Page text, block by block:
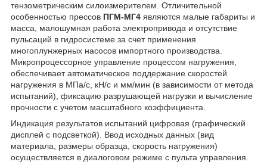
тензометрическим силоизмерителем. Отличительной
особенностью прессов ПГМ-МГ4 являются малые габариты и
масса, малошумная работа электропривода и отсутствие
пульсаций в гидросистеме за счет применения
многоплунжерных насосов импортного производства.
Микропроцессорное управление процессом нагружения,
обеспечивает автоматическое поддержание скоростей
нагружения в МПа/с, кН/с и мм/мин (в зависимости от метода
испытаний), фиксацию разрушающей нагрузки и вычисление
прочности с учетом масштабного коэффициента.
Индикация результатов испытаний цифровая (графический
дисплей с подсветкой). Ввод исходных данных (вид
материала, размеры образца, скорость нагружения)
осуществляется в диалоговом режиме с пульта управления.